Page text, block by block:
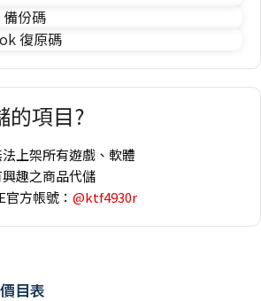
份碼
復原碼
的項目?
上架所有遊戲、軟體
趣之商品代儲
方帳號： @ktf4930r
目表